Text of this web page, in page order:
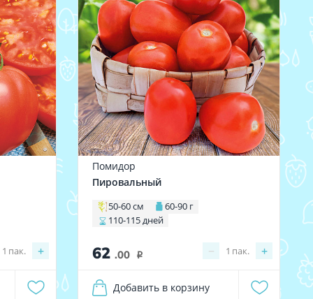
+
1 пак.
Помидор
Пировальный
50-60 см
60-90 г
110-115 дней
62 .00 i − +
1 пак.
Добавить в корзину